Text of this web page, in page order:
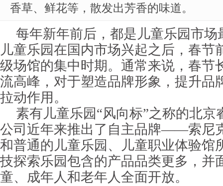
香草、鲜花等，散发出芳香的味道。
每年新年前后，都是儿童乐园市场
儿童乐园在国内市场兴起之后，春节
级场馆的集中时期。通常来说，春节
流高峰，对于塑造品牌形象，提升品
拉动作用。
素有儿童乐园“风向标”之称的北京
公司近年来推出了自主品牌——索尼
和普通的儿童乐园、儿童职业体验馆
技探索乐园包含的产品品类更多，并
童、成年人和老年人全面开放。